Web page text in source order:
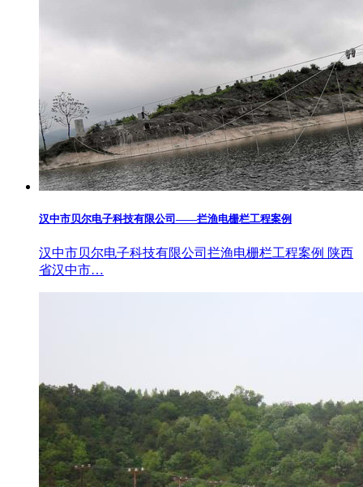
汉中市贝尔电子科技有限公司——拦渔电栅栏工程案例
汉中市贝尔电子科技有限公司拦渔电栅栏工程案例 陕西
省汉中市…